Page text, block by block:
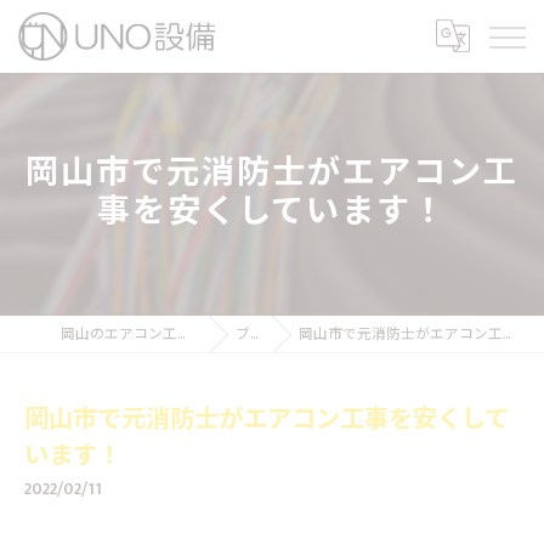
岡山市で元消防士がエアコン工
事を安くしています！
岡山のエアコン工事ならUNO設備 ブログ 岡山市で元消防士がエアコン工事を安くしています！
岡山市で元消防士がエアコン工事を安くして
います！
2022/02/11